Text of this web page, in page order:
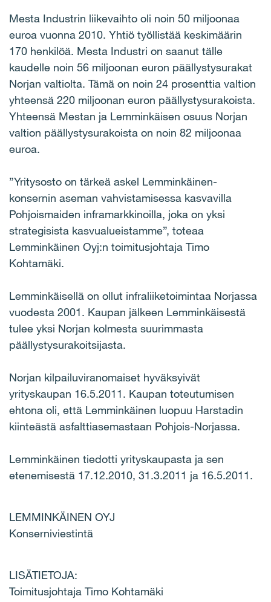
Mesta Industrin liikevaihto oli noin 50 miljoonaa
euroa vuonna 2010. Yhtiö työllistää keskimäärin
170 henkilöä. Mesta Industri on saanut tälle
kaudelle noin 56 miljoonan euron päällystysurakat
Norjan valtiolta. Tämä on noin 24 prosenttia valtion
yhteensä 220 miljoonan euron päällystysurakoista.
Yhteensä Mestan ja Lemminkäisen osuus Norjan
valtion päällystysurakoista on noin 82 miljoonaa
euroa.
”Yritysosto on tärkeä askel Lemminkäinen-
konsernin aseman vahvistamisessa kasvavilla
Pohjoismaiden inframarkkinoilla, joka on yksi
strategisista kasvualueistamme”, toteaa
Lemminkäinen Oyj:n toimitusjohtaja Timo
Kohtamäki.
Lemminkäisellä on ollut infraliiketoimintaa Norjassa
vuodesta 2001. Kaupan jälkeen Lemminkäisestä
tulee yksi Norjan kolmesta suurimmasta
päällystysurakoitsijasta.
Norjan kilpailuviranomaiset hyväksyivät
yrityskaupan 16.5.2011. Kaupan toteutumisen
ehtona oli, että Lemminkäinen luopuu Harstadin
kiinteästä asfalttiasemastaan Pohjois-Norjassa.
Lemminkäinen tiedotti yrityskaupasta ja sen
etenemisestä 17.12.2010, 31.3.2011 ja 16.5.2011.
LEMMINKÄINEN OYJ
Konserniviestintä
LISÄTIETOJA:
Toimitusjohtaja Timo Kohtamäki